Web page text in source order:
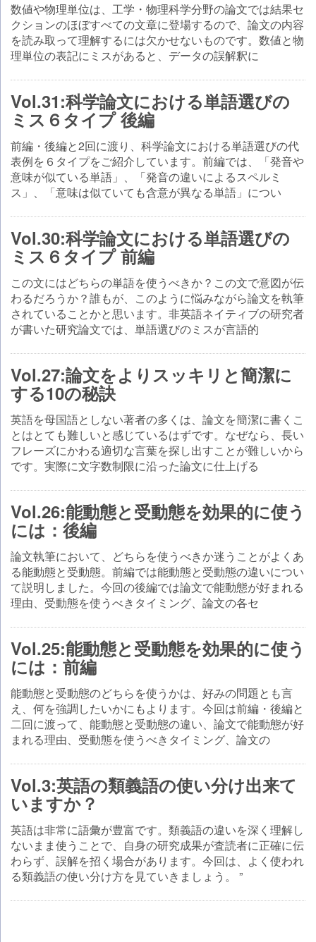
数値や物理単位は、工学・物理科学分野の論文では結果セ
クションのほぼすべての文章に登場するので、論文の内容
を読み取って理解するには欠かせないものです。数値と物
理単位の表記にミスがあると、データの誤解釈に
Vol.31:科学論文における単語選びの
ミス６タイプ 後編
前編・後編と2回に渡り、科学論文における単語選びの代
表例を６タイプをご紹介しています。前編では、「発音や
意味が似ている単語」、「発音の違いによるスペルミ
ス」、「意味は似ていても含意が異なる単語」につい
Vol.30:科学論文における単語選びの
ミス６タイプ 前編
この文にはどちらの単語を使うべきか？この文で意図が伝
わるだろうか？誰もが、このように悩みながら論文を執筆
されていることかと思います。非英語ネイティブの研究者
が書いた研究論文では、単語選びのミスが言語的
Vol.27:論文をよりスッキリと簡潔に
する10の秘訣
英語を母国語としない著者の多くは、論文を簡潔に書くこ
とはとても難しいと感じているはずです。なぜなら、長い
フレーズにかわる適切な言葉を探し出すことが難しいから
です。実際に文字数制限に沿った論文に仕上げる
Vol.26:能動態と受動態を効果的に使う
には：後編
論文執筆において、どちらを使うべきか迷うことがよくあ
る能動態と受動態。前編では能動態と受動態の違いについ
て説明しました。今回の後編では論文で能動態が好まれる
理由、受動態を使うべきタイミング、論文の各セ
Vol.25:能動態と受動態を効果的に使う
には：前編
能動態と受動態のどちらを使うかは、好みの問題とも言
え、何を強調したいかにもよります。今回は前編・後編と
二回に渡って、能動態と受動態の違い、論文で能動態が好
まれる理由、受動態を使うべきタイミング、論文の
Vol.3:英語の類義語の使い分け出来て
いますか？
英語は非常に語彙が豊富です。類義語の違いを深く理解し
ないまま使うことで、自身の研究成果が査読者に正確に伝
わらず、誤解を招く場合があります。今回は、よく使われ
る類義語の使い分け方を見ていきましょう。 ”